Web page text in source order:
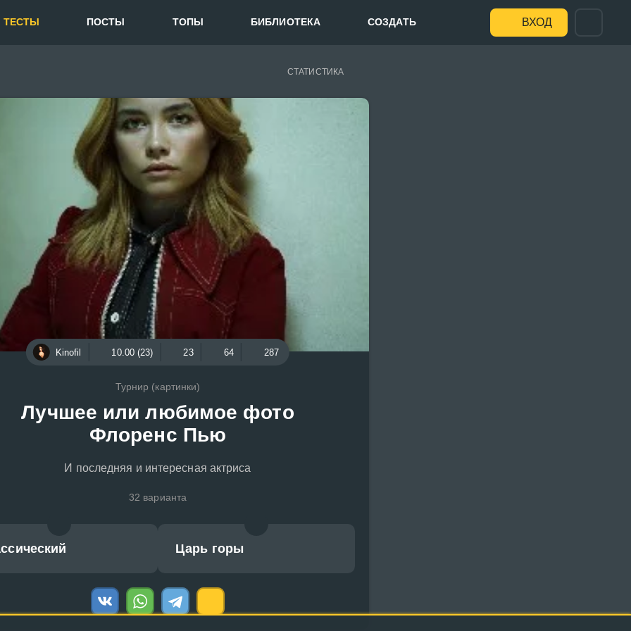
ТЕСТЫ ПОСТЫ ТОПЫ БИБЛИОТЕКА СОЗДАТЬ ВХОД
СТАТИСТИКА
Kinofil 10.00 (23) 23 64 287
Турнир (картинки)
Лучшее или любимое фото
Флоренс Пью
И последняя и интересная актриса
32 варианта
Царь горы